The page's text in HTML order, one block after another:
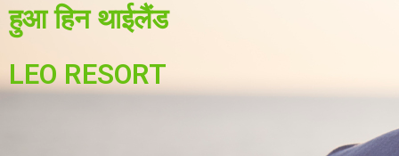
हुआ हिन थाईलैंड
LEO RESORT